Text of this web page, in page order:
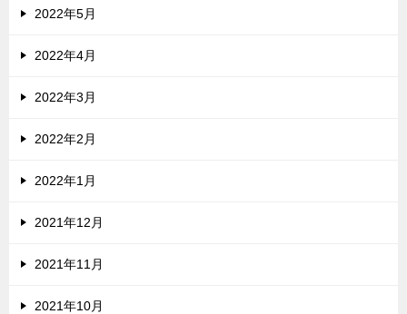
2022年5月
2022年4月
2022年3月
2022年2月
2022年1月
2021年12月
2021年11月
2021年10月